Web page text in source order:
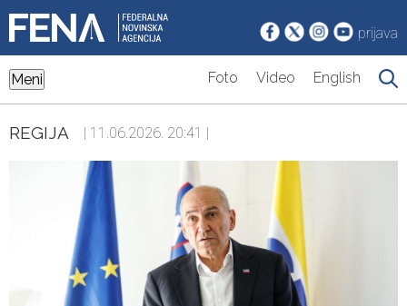
prijava
Meni Foto Video English
REGIJA | 11.06.2026. 20:41 |